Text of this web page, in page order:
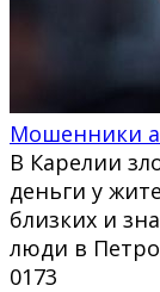
Мошенники
В Карелии
деньги у
близких и
люди в
0173